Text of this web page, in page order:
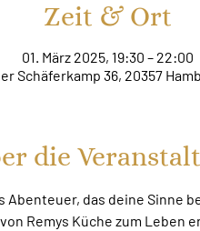
Zeit & Ort
01. März 2025, 19:30 – 22:00
Schäferkamp 36, 20357
die
das deine Sinne
Remys Küche zum Leben